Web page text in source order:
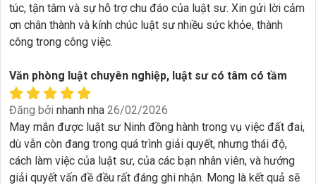
túc, tận tâm và sự hỗ trợ chu đáo của luật sư. Xin gửi lời cảm
ơn chân thành và kính chúc luật sư nhiều sức khỏe, thành
công trong công việc.
Văn phòng luật chuyên nghiệp, luật sư có tâm có tầm
Đăng bởi nhanh nha 26/02/2026
May mắn được luật sư Ninh đồng hành trong vụ việc đất đai,
dù vẫn còn đang trong quá trình giải quyết, nhưng thái độ,
cách làm việc của luật sư, của các bạn nhân viên, và hướng
giải quyết vấn đề đều rất đáng ghi nhận. Mong là kết quả sẽ